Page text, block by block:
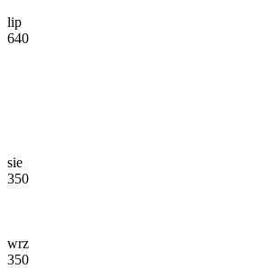
lip
640
sie
350
wrz
350